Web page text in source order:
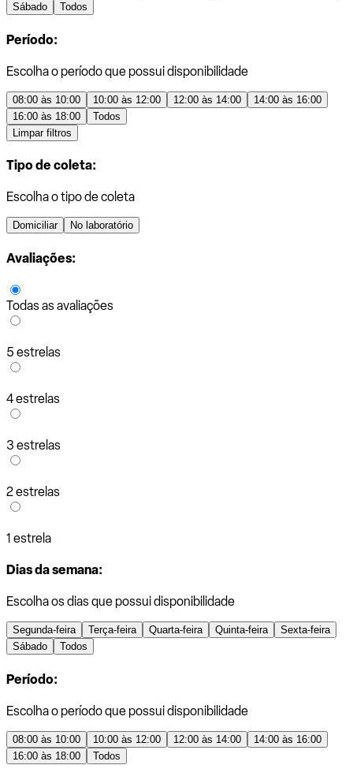
Sábado
Todos
Período:
Escolha o período que possui disponibilidade
08:00 às 10:00 10:00 às 12:00 12:00 às 14:00
14:00 às 16:00
16:00 às 18:00
Todos
Limpar filtros
Tipo de coleta:
Escolha o tipo de coleta
Domiciliar No laboratório
Avaliações:
Todas as avaliações
5 estrelas
4 estrelas
3 estrelas
2 estrelas
1 estrela
Dias da semana:
Escolha os dias que possui disponibilidade
Segunda-feira Terça-feira Quarta-feira Quinta-feira
Sexta-feira
Sábado
Todos
Período:
Escolha o período que possui disponibilidade
08:00 às 10:00 10:00 às 12:00 12:00 às 14:00
14:00 às 16:00
16:00 às 18:00
Todos